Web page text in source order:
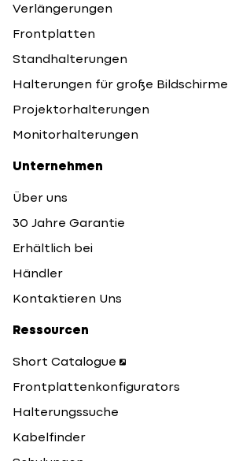
Verlängerungen
Frontplatten
Standhalterungen
Halterungen für große Bildschirme
Projektorhalterungen
Monitorhalterungen
Unternehmen
Über uns
30 Jahre Garantie
Erhältlich bei
Händler
Kontaktieren Uns
Ressourcen
Short Catalogue
Frontplattenkonfigurators
Halterungssuche
Kabelfinder